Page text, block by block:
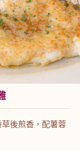
後煎香，配薯蓉